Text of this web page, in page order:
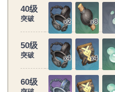
40级
突破 x2 x8
50级
突破 x4 x4
60级